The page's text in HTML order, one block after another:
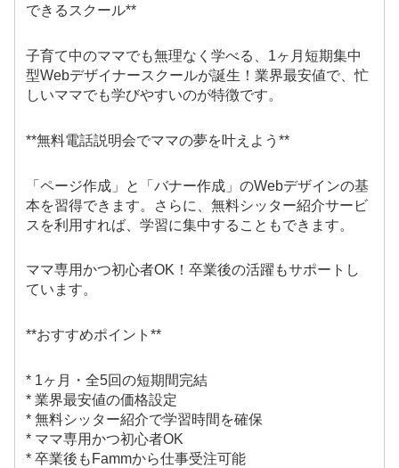
できるスクール**
子育て中のママでも無理なく学べる、1ヶ月短期集中
型Webデザイナースクールが誕生！業界最安値で、忙
しいママでも学びやすいのが特徴です。
**無料電話説明会でママの夢を叶えよう**
「ページ作成」と「バナー作成」のWebデザインの基
本を習得できます。さらに、無料シッター紹介サービ
スを利用すれば、学習に集中することもできます。
ママ専用かつ初心者OK！卒業後の活躍もサポートし
ています。
**おすすめポイント**
* 1ヶ月・全5回の短期間完結
* 業界最安値の価格設定
* 無料シッター紹介で学習時間を確保
* ママ専用かつ初心者OK
* 卒業後もFammから仕事受注可能